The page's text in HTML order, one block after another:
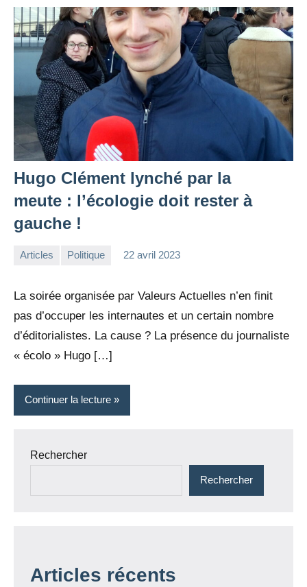
Hugo Clément lynché par la
meute : l’écologie doit rester à
gauche !
Articles Politique 22 avril 2023
La soirée organisée par Valeurs Actuelles n’en finit
pas d’occuper les internautes et un certain nombre
d’éditorialistes. La cause ? La présence du journaliste
« écolo » Hugo […]
Continuer la lecture
Rechercher
Rechercher
Articles récents